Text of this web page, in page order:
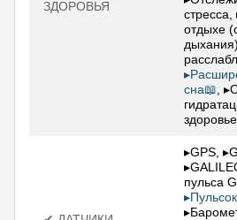
ЗДОРОВЬЯ
отдыхе
сна📖 ,
здоровье
▸GPS,
пульса